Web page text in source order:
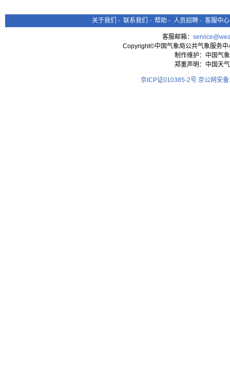
关于我们 - 联系我们 - 帮助 - 人员招聘 - 客服中心
客服邮箱：
Copyright©中国气象局公共气象服务
制作维护：中国气
郑重声明：中国天
京ICP证010385-2号 京公网安